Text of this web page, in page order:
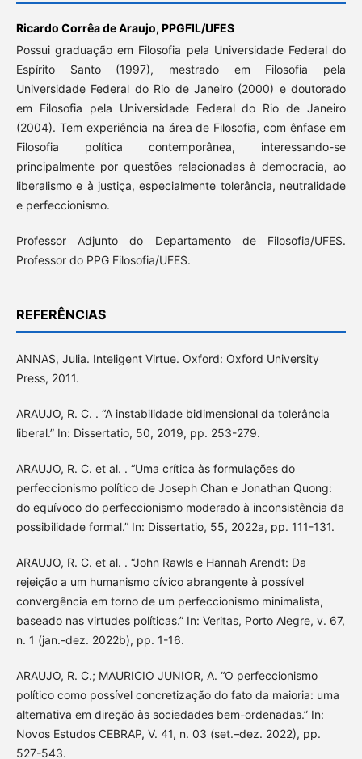
Ricardo Corrêa de Araujo, PPGFIL/UFES
Possui graduação em Filosofia pela Universidade Federal do
Espírito Santo (1997), mestrado em Filosofia pela
Universidade Federal do Rio de Janeiro (2000) e doutorado
em Filosofia pela Universidade Federal do Rio de Janeiro
(2004). Tem experiência na área de Filosofia, com ênfase em
Filosofia política contemporânea, interessando-se
principalmente por questões relacionadas à democracia, ao
liberalismo e à justiça, especialmente tolerância, neutralidade
e perfeccionismo.
Professor Adjunto do Departamento de Filosofia/UFES.
Professor do PPG Filosofia/UFES.
REFERÊNCIAS
ANNAS, Julia. Inteligent Virtue. Oxford: Oxford University
Press, 2011.
ARAUJO, R. C. . “A instabilidade bidimensional da tolerância
liberal.” In: Dissertatio, 50, 2019, pp. 253-279.
ARAUJO, R. C. et al. . “Uma crítica às formulações do
perfeccionismo político de Joseph Chan e Jonathan Quong:
do equívoco do perfeccionismo moderado à inconsistência da
possibilidade formal.” In: Dissertatio, 55, 2022a, pp. 111-131.
ARAUJO, R. C. et al. . “John Rawls e Hannah Arendt: Da
rejeição a um humanismo cívico abrangente à possível
convergência em torno de um perfeccionismo minimalista,
baseado nas virtudes políticas.” In: Veritas, Porto Alegre, v. 67,
n. 1 (jan.-dez. 2022b), pp. 1-16.
ARAUJO, R. C.; MAURICIO JUNIOR, A. “O perfeccionismo
político como possível concretização do fato da maioria: uma
alternativa em direção às sociedades bem-ordenadas.” In:
Novos Estudos CEBRAP, V. 41, n. 03 (set.–dez. 2022), pp.
527-543.